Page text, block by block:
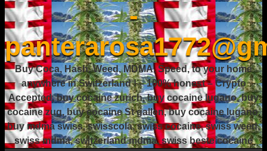
-
Buy Coca, Hash, Weed, MDMA, Speed, to your home
anywhere in Switzerland ! – 100% honest – Crypto
Accepted, buy cocaine zurich, buy cocaine lugano, buy
cocaine zug, buy cocaine St gallen, buy cocaine lugano,
buy mdma swiss, swisscola, swiss cocaine, swiss weed,
swiss mdma, switzerland mdma, swiss beste cocaine